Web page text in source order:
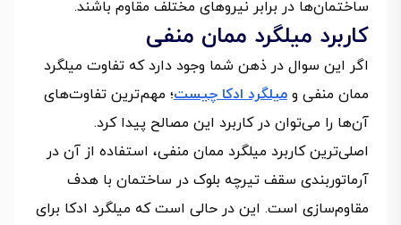
ساختمان‌ها در برابر نیروهای مختلف مقاوم باشند.
کاربرد میلگرد ممان منفی
اگر این سوال در ذهن شما وجود دارد که تفاوت میلگرد
ممان منفی و میلگرد ادکا چیست؛ مهم‌ترین تفاوت‌های
آن‌ها را می‌توان در کاربرد این مصالح پیدا کرد.
اصلی‌ترین کاربرد میلگرد ممان منفی، استفاده از آن در
آرماتوربندی سقف تیرچه بلوک در ساختمان با هدف
مقاوم‌سازی است. این در حالی است که میلگرد ادکا برای